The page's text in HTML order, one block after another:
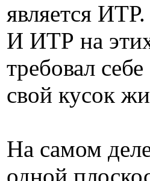
является ИТР.
И ИТР на
требовал себе
свой кусок
На самом